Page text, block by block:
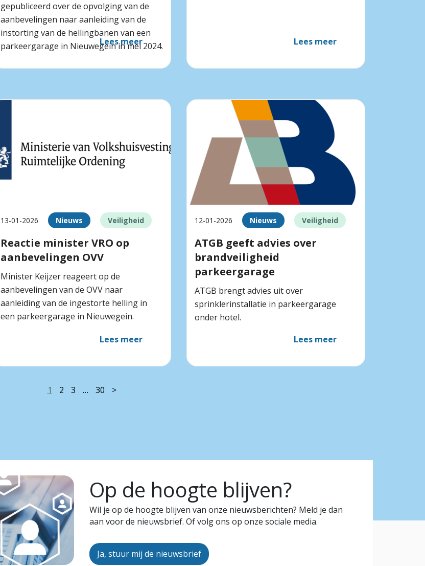
gepubliceerd over de opvolging van de
aanbevelingen naar aanleiding van de
instorting van de hellingbanen van een
parkeergarage in Nieuwegein in mei 2024.
Lees meer Lees meer
13-01-2026 Nieuws Veiligheid
Reactie minister VRO op
aanbevelingen OVV
Minister Keijzer reageert op de
aanbevelingen van de OVV naar
aanleiding van de ingestorte helling in
een parkeergarage in Nieuwegein.
Lees meer
12-01-2026 Nieuws Veiligheid
ATGB geeft advies over
brandveiligheid
parkeergarage
ATGB brengt advies uit over
sprinklerinstallatie in parkeergarage
onder hotel.
Lees meer
1 2 3 … 30 >
Op de hoogte blijven?
Wil je op de hoogte blijven van onze nieuwsberichten? Meld je dan
aan voor de nieuwsbrief. Of volg ons op onze sociale media.
Ja, stuur mij de nieuwsbrief